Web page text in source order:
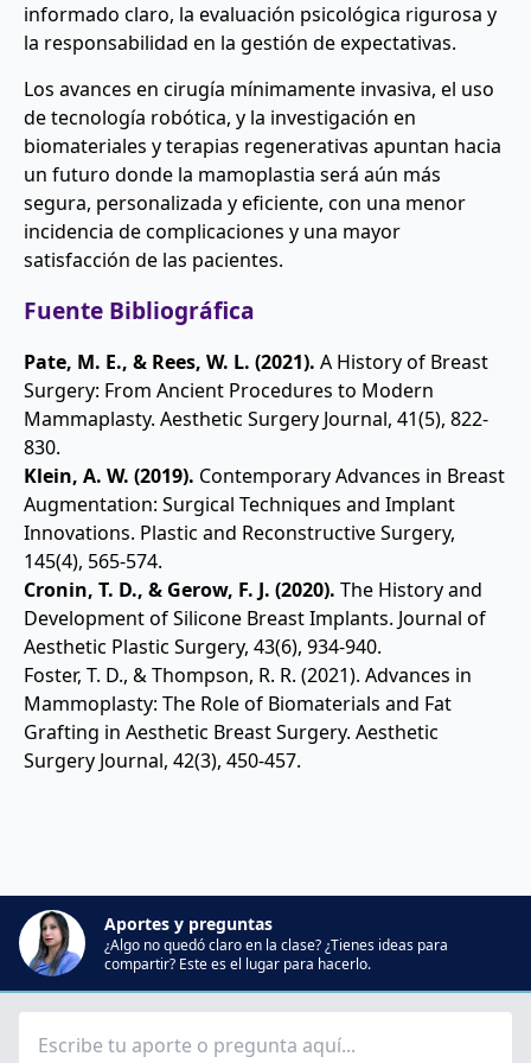
informado claro, la evaluación psicológica rigurosa y
la responsabilidad en la gestión de expectativas.
Los avances en cirugía mínimamente invasiva, el uso
de tecnología robótica, y la investigación en
biomateriales y terapias regenerativas apuntan hacia
un futuro donde la mamoplastia será aún más
segura, personalizada y eficiente, con una menor
incidencia de complicaciones y una mayor
satisfacción de las pacientes.
Fuente Bibliográfica
Pate, M. E., & Rees, W. L. (2021). A History of Breast
Surgery: From Ancient Procedures to Modern
Mammaplasty. Aesthetic Surgery Journal, 41(5), 822-
830.
Klein, A. W. (2019). Contemporary Advances in Breast
Augmentation: Surgical Techniques and Implant
Innovations. Plastic and Reconstructive Surgery,
145(4), 565-574.
Cronin, T. D., & Gerow, F. J. (2020). The History and
Development of Silicone Breast Implants. Journal of
Aesthetic Plastic Surgery, 43(6), 934-940.
Foster, T. D., & Thompson, R. R. (2021). Advances in
Mammoplasty: The Role of Biomaterials and Fat
Grafting in Aesthetic Breast Surgery. Aesthetic
Surgery Journal, 42(3), 450-457.
Aportes y preguntas
¿Algo no quedó claro en la clase? ¿Tienes ideas para
compartir? Este es el lugar para hacerlo.